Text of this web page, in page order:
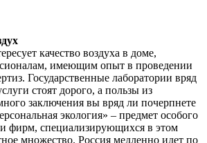
качество воздуха в доме,
имеющим опыт в проведении
Государственные лаборатории вряд
стоят дорого, а пользы из
заключения вы вряд ли почерпнете
экология» – предмет особого
фирм, специализирующихся в этом
множество. Россия медленно идет по